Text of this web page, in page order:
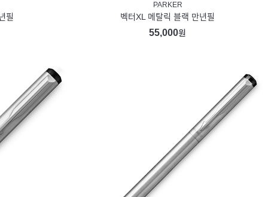
필
PARKER
벡터XL 메탈릭 블랙 만년필
55,000원